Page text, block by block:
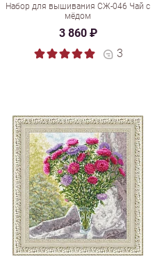
Набор для вышивания СЖ-046 Чай с
мёдом
3 860 ₽
3